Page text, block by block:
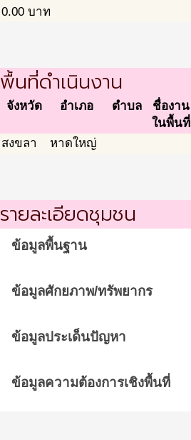
0.00 บาท
พื้นที่ดำเนินงาน
จังหวัด อำเภอ ตำบล
ชื่องาน
ในพื้นที่
สงขลา
หาดใหญ่
รายละเอียดชุมชน
ข้อมูลพื้นฐาน
ข้อมูลศักยภาพ/ทรัพยากร
ข้อมูลประเด็นปัญหา
ข้อมูลความต้องการเชิงพื้นที่